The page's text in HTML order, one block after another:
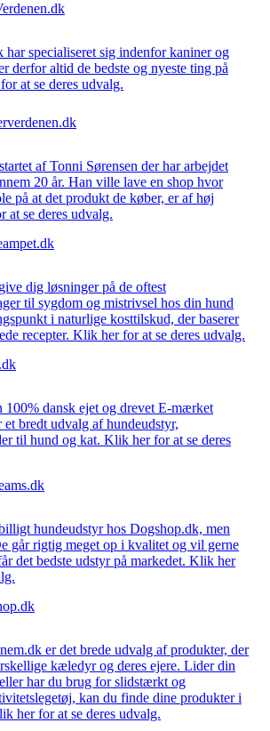
har specialiseret sig indenfor kaniner og
derfor altid de bedste og nyeste ting på
at se deres udvalg.
af Tonni Sørensen der har arbejdet
20 år. Han ville lave en shop hvor
på at det produkt de køber, er af høj
se deres udvalg.
dig løsninger på de oftest
til sygdom og mistrivsel hos din hund
i naturlige kosttilskud, der baserer
recepter. Klik her for at se deres udvalg.
100% dansk ejet og drevet E-mærket
bredt udvalg af hundeudstyr,
til hund og kat. Klik her for at se deres
hundeudstyr hos Dogshop.dk, men
går rigtig meget op i kvalitet og vil gerne
det bedste udstyr på markedet. Klik her
er det brede udvalg af produkter, der
kæledyr og deres ejere. Lider din
har du brug for slidstærkt og
kan du finde dine produkter i
her for at se deres udvalg.